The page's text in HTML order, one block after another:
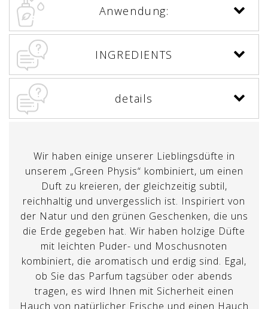
Anwendung:
INGREDIENTS
details
Wir haben einige unserer Lieblingsdüfte in
unserem „Green Physis“ kombiniert, um einen
Duft zu kreieren, der gleichzeitig subtil,
reichhaltig und unvergesslich ist. Inspiriert von
der Natur und den grünen Geschenken, die uns
die Erde gegeben hat. Wir haben holzige Düfte
mit leichten Puder- und Moschusnoten
kombiniert, die aromatisch und erdig sind. Egal,
ob Sie das Parfum tagsüber oder abends
tragen, es wird Ihnen mit Sicherheit einen
Hauch von natürlicher Frische und einen Hauch